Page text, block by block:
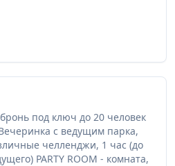
под ключ до 20 человек
с ведущим парка,
челленджи, 1 час (до
PARTY ROOM - комната,